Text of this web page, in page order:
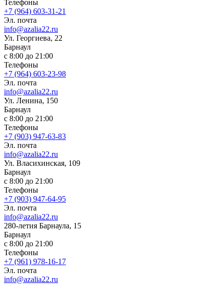
Телефоны
+7 (964) 603-31-21
Эл. почта
info@azalia22.ru
Ул. Георгиева, 22
Барнаул
с 8:00 до 21:00
Телефоны
+7 (964) 603-23-98
Эл. почта
info@azalia22.ru
Ул. Ленина, 150
Барнаул
с 8:00 до 21:00
Телефоны
+7 (903) 947-63-83
Эл. почта
info@azalia22.ru
Ул. Власихинская, 109
Барнаул
с 8:00 до 21:00
Телефоны
+7 (903) 947-64-95
Эл. почта
info@azalia22.ru
280-летия Барнаула, 15
Барнаул
с 8:00 до 21:00
Телефоны
+7 (961) 978-16-17
Эл. почта
info@azalia22.ru